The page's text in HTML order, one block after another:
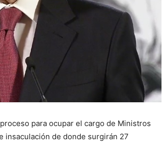
para ocupar el cargo de Ministros
insaculación de donde surgirán 27